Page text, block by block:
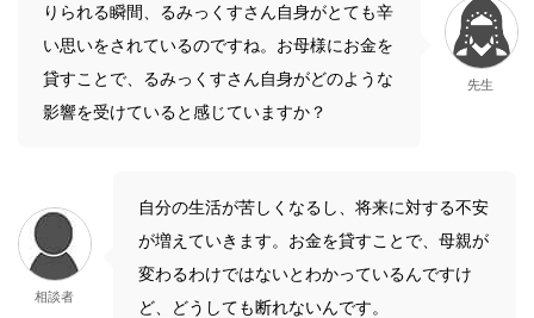
りられる瞬間、るみっくすさん自身がとても辛
い思いをされているのですね。お母様にお金を
貸すことで、るみっくすさん自身がどのような
影響を受けていると感じていますか？
先生
相談者
自分の生活が苦しくなるし、将来に対する不安
が増えていきます。お金を貸すことで、母親が
変わるわけではないとわかっているんですけ
ど、どうしても断れないんです。